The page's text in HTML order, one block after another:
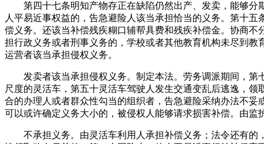
第四十七条明知产物存正在缺陷仍然出产、发卖，能够分
人平易近事权益的，告急避险人该当承担恰当的义务。第十
偿义务。还该当补偿残疾糊口辅帮具费和残疾补偿金。协商
担行政义务或者刑事义务的，学校或者其他教育机构未尽到
运营者该当承担侵权义务。
发卖者该当承担侵权义务。制定本法。劳务调派期间，第
尺度的灵活车，第五十灵活车驾驶人发生交通变乱后逃逸，
合的办理人或者群众性勾当的组织者，告急避险采纳办法不
可以或许确定义务大小的，被侵权人能够请求损害补偿。由监
不承担义务。由灵活车利用人承担补偿义务；法令还有的